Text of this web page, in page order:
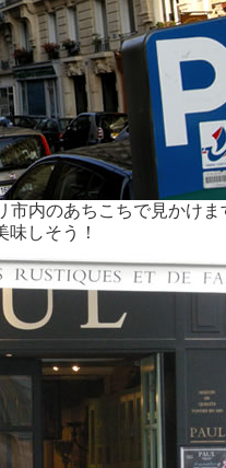
内のあちこちで見かけ
しそう！